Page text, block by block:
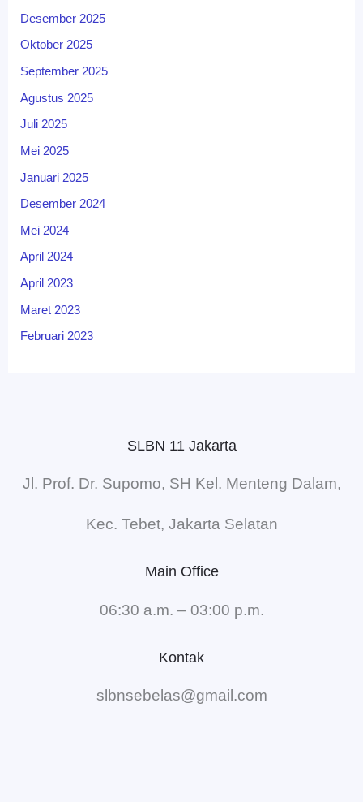
Desember 2025
Oktober 2025
September 2025
Agustus 2025
Juli 2025
Mei 2025
Januari 2025
Desember 2024
Mei 2024
April 2024
April 2023
Maret 2023
Februari 2023
SLBN 11 Jakarta
Jl. Prof. Dr. Supomo, SH Kel. Menteng Dalam,
Kec. Tebet, Jakarta Selatan
Main Office
06:30 a.m. – 03:00 p.m.
Kontak
slbnsebelas@gmail.com